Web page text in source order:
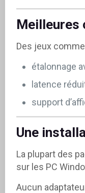
Meilleures
Des jeux
étalonnage
latence
support
Une
La plupart des
sur les PC
Aucun